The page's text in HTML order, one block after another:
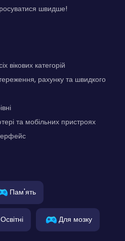
швидше!
вікових категорій
рахунку та швидкого
та мобільних пристроях
Пам'ять
Освітні Для мозку